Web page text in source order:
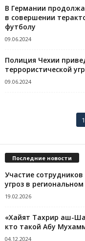
В Германии
в совершении
футболу
09.06.2024
Полиция Чехии
террористической
09.06.2024
1
Последние новости
Участие
угроз в
19.02.2026
«Хайят Тахрир аш-
кто такой Абу
04.12.2024